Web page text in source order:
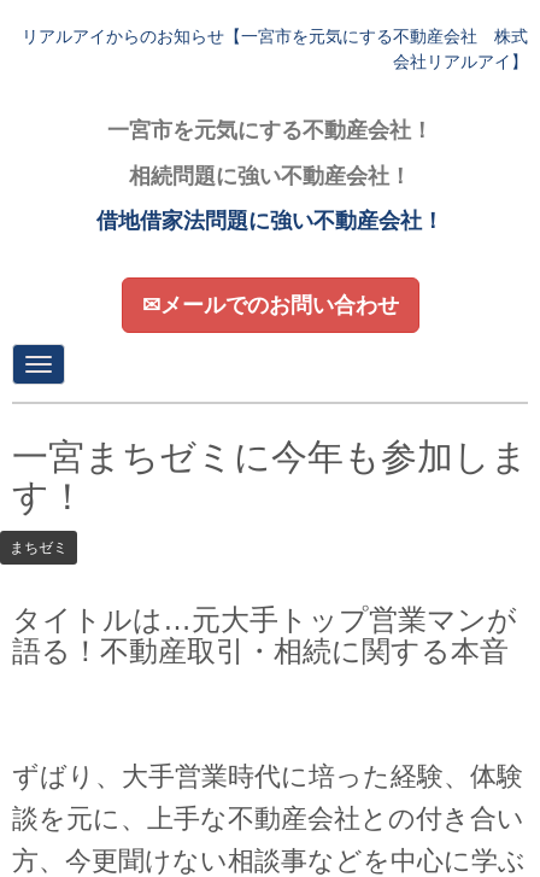
リアルアイからのお知らせ【一宮市を元気にする不動産会社 株式
会社リアルアイ】
一宮市を元気にする不動産会社！
相続問題に強い不動産会社！
借地借家法問題に強い不動産会社！
✉メールでのお問い合わせ
N
a
v
a
n
一宮まちゼミに今年も参加しま
す！
まちゼミ
タイトルは…元大手トップ営業マンが
語る！不動産取引・相続に関する本音
ずばり、大手営業時代に培った経験、体験
談を元に、上手な不動産会社との付き合い
方、今更聞けない相談事などを中心に学ぶ